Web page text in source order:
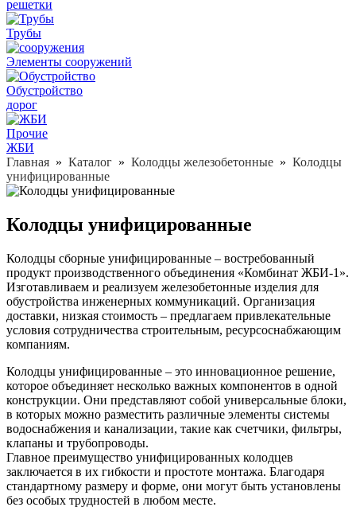
решетки
Трубы
Элементы сооружений
Обустройство
дорог
Прочие
ЖБИ
Главная » Каталог » Колодцы железобетонные » Колодцы
унифицированные
Колодцы унифицированные
Колодцы сборные унифицированные – востребованный
продукт производственного объединения «Комбинат ЖБИ-1».
Изготавливаем и реализуем железобетонные изделия для
обустройства инженерных коммуникаций. Организация
доставки, низкая стоимость – предлагаем привлекательные
условия сотрудничества строительным, ресурсоснабжающим
компаниям.
Колодцы унифицированные – это инновационное решение,
которое объединяет несколько важных компонентов в одной
конструкции. Они представляют собой универсальные блоки,
в которых можно разместить различные элементы системы
водоснабжения и канализации, такие как счетчики, фильтры,
клапаны и трубопроводы.
Главное преимущество унифицированных колодцев
заключается в их гибкости и простоте монтажа. Благодаря
стандартному размеру и форме, они могут быть установлены
без особых трудностей в любом месте.